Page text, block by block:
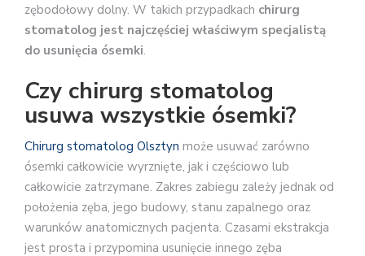
zębodołowy dolny. W takich przypadkach chirurg
stomatolog jest najczęściej właściwym specjalistą
do usunięcia ósemki.
Czy chirurg stomatolog
usuwa wszystkie ósemki?
Chirurg stomatolog Olsztyn może usuwać zarówno
ósemki całkowicie wyrznięte, jak i częściowo lub
całkowicie zatrzymane. Zakres zabiegu zależy jednak od
położenia zęba, jego budowy, stanu zapalnego oraz
warunków anatomicznych pacjenta. Czasami ekstrakcja
jest prosta i przypomina usunięcie innego zęba